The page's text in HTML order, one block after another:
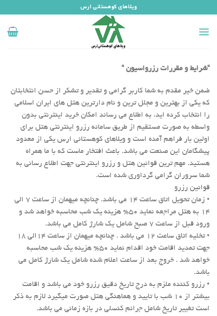
محتوا
ویلاهای کوهستانی ارس
“شرایط و مقررات رزرواسیون“
ضمن خیر مقدم به شما کاربر گرامی و تقدیر و تشکر از حسن انتخابتان
که یکی از بهترین و مجلل ترین و نام دارترین هتل های ایران اسلامی
را انتخاب کرده اید، به اطلاع می رساند امکان خرید اینترنتی بدون
واسطه به صورت مستقیم از طریق سامانه رزرو اینترنتی هتل برای
اولین بار فراهم آمده است و ویلاهای کوهستانی ارس یکی از معدود
پیشگامان این صنعت می باشد. باعث افتخار ماست که با ما همراه
هستید. مهم ترین قوانین هتل و رزرو اینترنتی جهت اطلاع رسانی به
شما سروران گرامی گرداوری شده است.
قوانین رزرو
• زمان تحویل اتاق ساعت ۱۴ می باشد. چنانچه میهمان از ساعت ۷ الی
۱۴ به هتل مراجعه نماید ۵۰% هزینه یک شب محاسبه خواهد شد و
ورود قبل از ساعت ۷ صبح شامل یک شارژ کامل می باشد.
• تخلیه اتاق ساعت ۱۲ می باشد . چنانچه میهمان از ساعت ۱۴الی ۱۸
جهت تمدید اقامت خود اقدام نماید ۵۰% هزینه یک شب محاسبه
خواهد شد . خروج بعد از ساعت اعلام شده شامل یک شارژ کامل می
باشد.
• رزرو کننده ملزم به درج تاریخ دقیق رزرو خود می باشد و اقامت
بیشتر از ۱۰ شب با تایید و هماهنگی هتل صورت میگیرد لازم به ذکر
است تغییر تاریخ شامل جرائم کنسلی در بازه زمانی می باشد.